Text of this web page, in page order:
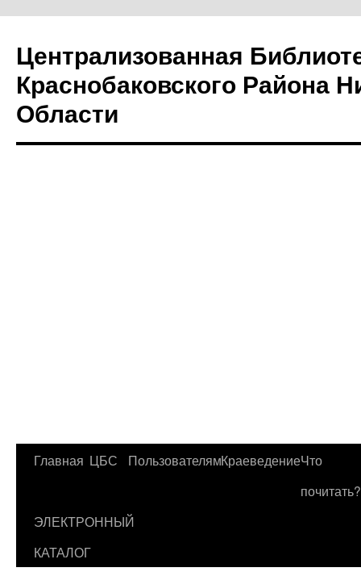
Централизованная
Краснобаковского Района
Области
Перейти
содержимому
Главная ЦБС ПользователямКраеведениеЧто
почитать?
ЭЛЕКТРОННЫЙ
КАТАЛОГ